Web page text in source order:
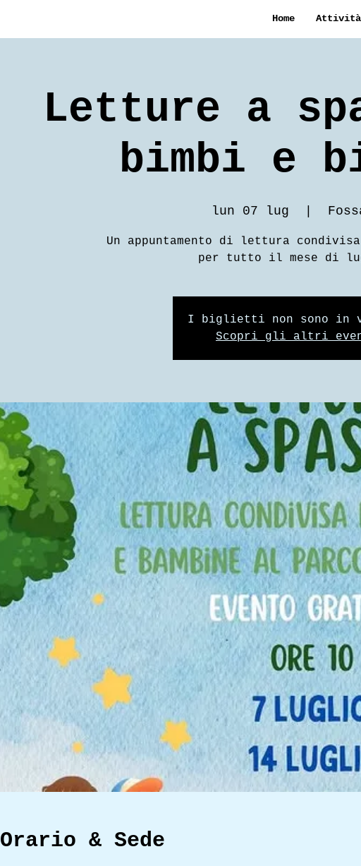
Home Attività
Letture a
bimbi e
lun 07 lug
Un appuntamento di lettura
per tutto il mese di
I biglietti non sono in
Scopri gli altri
Orario & Sede